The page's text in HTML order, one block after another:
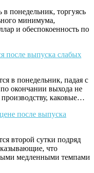
понедельник, торгуясь
минимума,
и обеспокоенность по
после выпуска слабых
в понедельник, падая с
окончании выхода не
каковые…
после выпуска
второй сутки подряд
что
медленными темпами